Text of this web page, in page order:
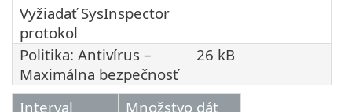
Vyžiadať SysInspector
protokol
Politika: Antivírus –
Maximálna bezpečnosť
26 kB
Interval
Množstvo dát